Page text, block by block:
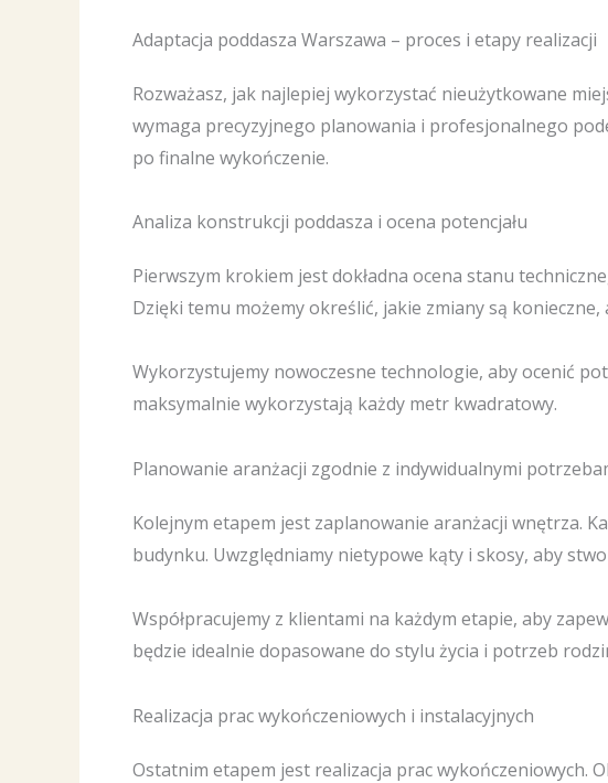
Adaptacja poddasza Warszawa – proces i etapy realizacji
Rozważasz, jak najlepiej wykorzystać nieużytkowane
wymaga precyzyjnego planowania i profesjonalnego
po finalne wykończenie.
Analiza konstrukcji poddasza i ocena potencjału
Pierwszym krokiem jest dokładna ocena stanu
Dzięki temu możemy określić, jakie zmiany są
Wykorzystujemy nowoczesne technologie, aby ocenić
maksymalnie wykorzystają każdy metr kwadratowy.
Planowanie aranżacji zgodnie z indywidualnymi
Kolejnym etapem jest zaplanowanie aranżacji wnętrza.
budynku. Uwzględniamy nietypowe kąty i skosy, aby
Współpracujemy z klientami na każdym etapie, aby
będzie idealnie dopasowane do stylu życia i potrzeb
Realizacja prac wykończeniowych i instalacyjnych
Ostatnim etapem jest realizacja prac wykończeniowych.